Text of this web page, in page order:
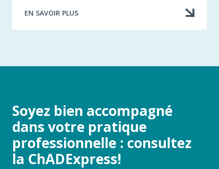
EN SAVOIR PLUS
À
Soyez bien accompagné
dans votre pratique
professionnelle : consultez
la ChADExpress!